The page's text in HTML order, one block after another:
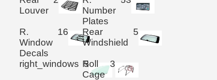
Louver
Number
Plates
R.
Window
Decals
16
Rear
Windshield
5
right_windows 5
Roll
Cage
3